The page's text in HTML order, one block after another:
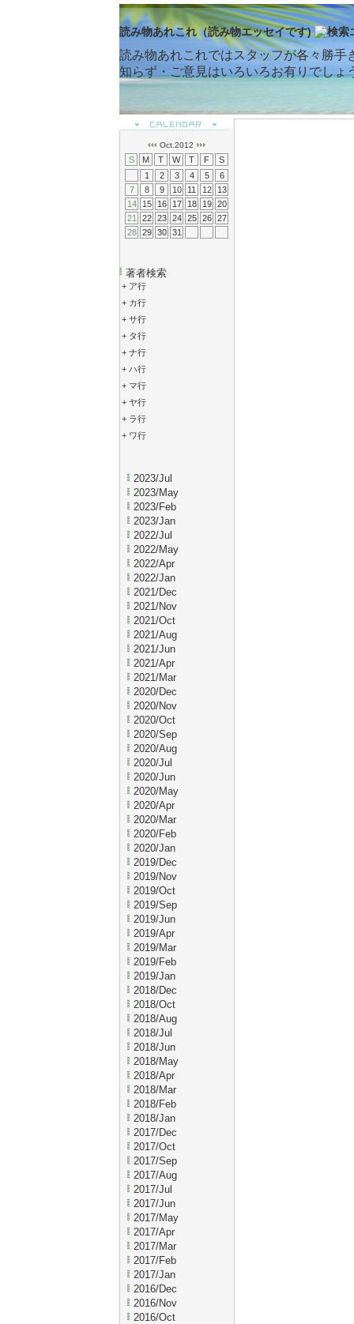
読み物あれこれ（読み物エッセイです)
読み物あれこれではスタッフが各々勝
知らず・ご意見はいろいろお有りでし
Oct.2012
S M T W T F
S
1
2 3 4 5
6
7
8 9 10 11 12
13
14
15 16 17 18 19
20
21
22 23 24 25 26
27
28
29 30 31
著者検索
+ ア行
+ カ行
+ サ行
+ タ行
+ ナ行
+ ハ行
+ マ行
+ ヤ行
+ ラ行
+ ワ行
2023/Jul
2023/May
2023/Feb
2023/Jan
2022/Jul
2022/May
2022/Apr
2022/Jan
2021/Dec
2021/Nov
2021/Oct
2021/Aug
2021/Jun
2021/Apr
2021/Mar
2020/Dec
2020/Nov
2020/Oct
2020/Sep
2020/Aug
2020/Jul
2020/Jun
2020/May
2020/Apr
2020/Mar
2020/Feb
2020/Jan
2019/Dec
2019/Nov
2019/Oct
2019/Sep
2019/Jun
2019/Apr
2019/Mar
2019/Feb
2019/Jan
2018/Dec
2018/Oct
2018/Aug
2018/Jul
2018/Jun
2018/May
2018/Apr
2018/Mar
2018/Feb
2018/Jan
2017/Dec
2017/Oct
2017/Sep
2017/Aug
2017/Jul
2017/Jun
2017/May
2017/Apr
2017/Mar
2017/Feb
2017/Jan
2016/Dec
2016/Nov
2016/Oct